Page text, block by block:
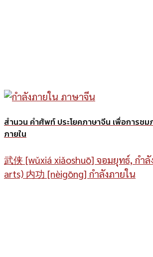
สำนวน คำศัพท์ ประโยคภาษาจีน เพื่อการช
ภายใน
武侠 [wǔxiá xiǎoshuō] จอมยุทธ์, กำ
arts) 内功 [nèigōng] กำลังภายใน